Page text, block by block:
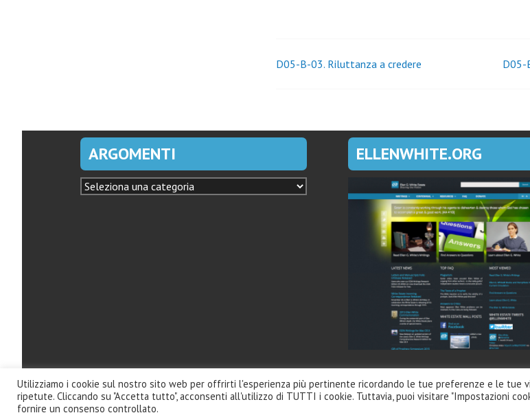
Navigazione
D05-B-03. Riluttanza a credere D05-
ARGOMENTI
ARGOMENTI
ELLENWHITE.ORG
Copyright ©|HMI -HopeMedia Italia.
Utilizziamo i cookie sul nostro sito web per offrirti l'esperienza più pertinente ricordando le tue preferenze e le tue
ripetute. Cliccando su "Accetta tutto", acconsenti all'utilizzo di TUTTI i cookie. Tuttavia, puoi visitare "Impostazioni
fornire un consenso controllato.